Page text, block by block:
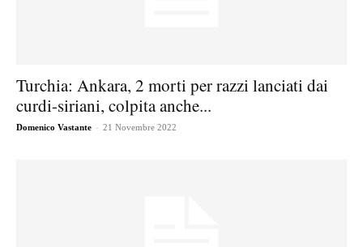
Turchia: Ankara, 2 morti per razzi lanciati dai
curdi-siriani, colpita anche...
Domenico Vastante - 21 Novembre 2022